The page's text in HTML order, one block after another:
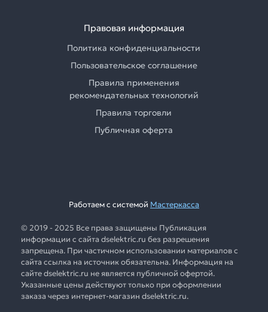
Правовая информация
Политика конфиденциальности
Пользовательское соглашение
Правила применения
рекомендательных технологий
Правила торговли
Публичная оферта
Работаем с системой Мастеркасса
© 2019 - 2025 Все права защищены Публикация
информации с сайта dselektric.ru без разрешения
запрещена. При частичном использовании материалов с
сайта ссылка на источник обязательна. Информация на
сайте dselektric.ru не является публичной офертой.
Указанные цены действуют только при оформлении
заказа через интернет-магазин dselektric.ru.